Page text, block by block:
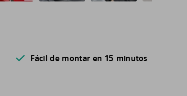
Fácil de montar en 15 minutos